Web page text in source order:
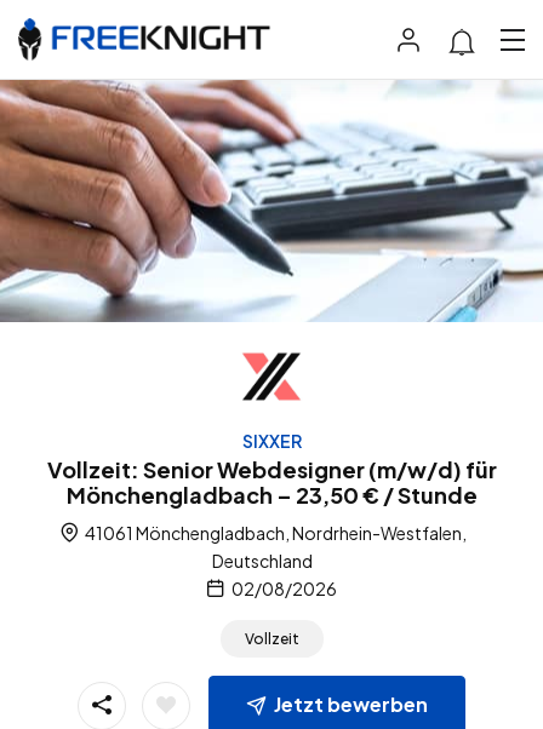
SIXXER
Vollzeit: Senior Webdesigner (m/w/d) für
Mönchengladbach – 23,50 € / Stunde
41061 Mönchengladbach, Nordrhein-Westfalen,
Deutschland
02/08/2026
Vollzeit
Jetzt bewerben